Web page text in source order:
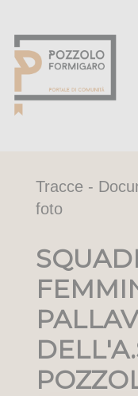
Tracce -
foto